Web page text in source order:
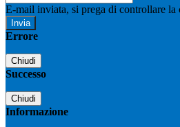
E-mail inviata, si prega di controllare la
Errore
Chiudi
Successo
Chiudi
Informazione